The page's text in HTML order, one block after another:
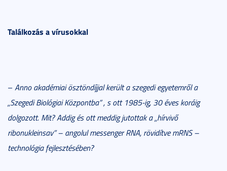
Találkozás a vírusokkal
– Anno akadémiai ösztöndíjjal került a szegedi egyetemről a
„Szegedi Biológiai Központba”, s ott 1985-ig, 30 éves koráig
dolgozott. Mit? Addig és ott meddig jutottak a „hírvivő
ribonukleinsav” – angolul messenger RNA, rövidítve mRNS –
technológia fejlesztésében?